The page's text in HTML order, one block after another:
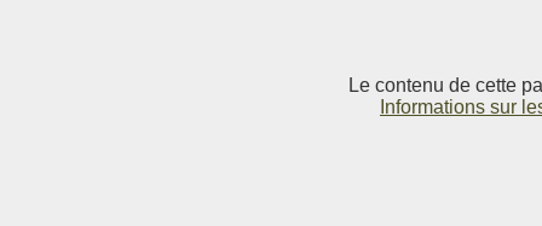
Le contenu de cette
Informations sur